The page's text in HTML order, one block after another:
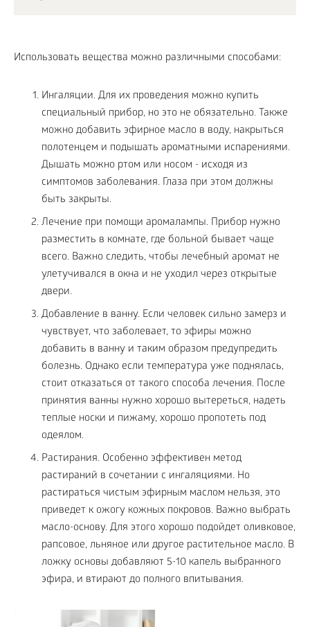
Использовать вещества можно различными способами:
Ингаляции. Для их проведения можно купить
специальный прибор, но это не обязательно. Также
можно добавить эфирное масло в воду, накрыться
полотенцем и подышать ароматными испарениями.
Дышать можно ртом или носом - исходя из
симптомов заболевания. Глаза при этом должны
быть закрыты.
Лечение при помощи аромалампы. Прибор нужно
разместить в комнате, где больной бывает чаще
всего. Важно следить, чтобы лечебный аромат не
улетучивался в окна и не уходил через открытые
двери.
Добавление в ванну. Если человек сильно замерз и
чувствует, что заболевает, то эфиры можно
добавить в ванну и таким образом предупредить
болезнь. Однако если температура уже поднялась,
стоит отказаться от такого способа лечения. После
принятия ванны нужно хорошо вытереться, надеть
теплые носки и пижаму, хорошо пропотеть под
одеялом.
Растирания. Особенно эффективен метод
растираний в сочетании с ингаляциями. Но
растираться чистым эфирным маслом нельзя, это
приведет к ожогу кожных покровов. Важно выбрать
масло-основу. Для этого хорошо подойдет оливковое,
рапсовое, льняное или другое растительное масло. В
ложку основы добавляют 5-10 капель выбранного
эфира, и втирают до полного впитывания.